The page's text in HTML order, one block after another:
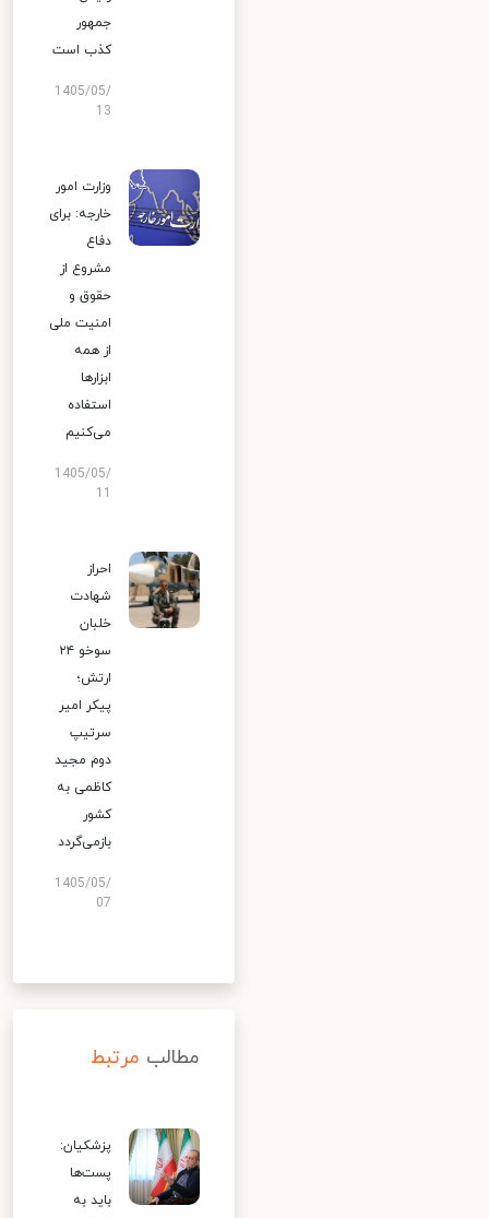
جمهور
کذب است
1405/05/
13
وزارت امور
خارجه: برای
دفاع
مشروع از
حقوق و
امنیت ملی
از همه
ابزارها
استفاده
می‌کنیم
1405/05/
احراز
شهادت
خلبان
سوخو ۲۴
ارتش؛
پیکر امیر
سرتیپ
دوم مجید
کاظمی به
کشور
بازمی‌گردد
1405/05/
07
مطالب مرتبط
پزشکیان:
پست‌ها
باید به